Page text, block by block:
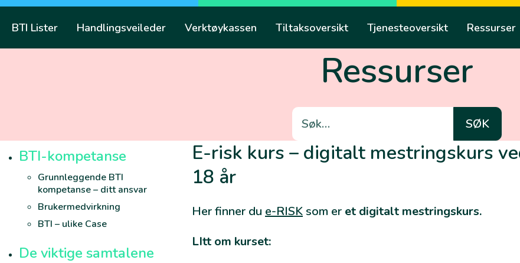
Skip
content
BTI Lister Handlingsveileder Verktøykassen Tiltaksoversikt Tjenesteoversikt Ressurser
Ressurser
Søk
etter:
BTI-kompetanse
Grunnleggende BTI
kompetanse – ditt ansvar
Brukermedvirkning
BTI – ulike Case
De viktige samtalene
E-risk kurs – digitalt mestringskurs
18 år
Her finner du e-RISK som er et digitalt mestringskurs.
LItt om kurset: